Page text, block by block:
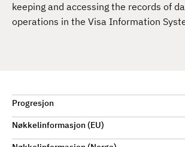
keeping and accessing the records of
operations in the Visa Information
Progresjon
Nøkkelinformasjon (EU)